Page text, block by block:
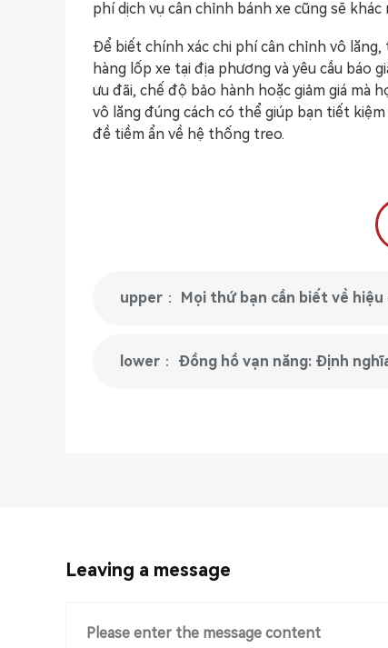
phí dịch vụ cân chỉnh bánh xe cũng sẽ khác
Để biết chính xác chi phí cân chỉnh vô
hàng lốp xe tại địa phương và yêu cầu báo
ưu đãi, chế độ bảo hành hoặc giảm giá mà
vô lăng đúng cách có thể giúp bạn tiết
đề tiềm ẩn về hệ thống treo.
upper： Mọi thứ bạn cần biết về
lower： Đồng hồ vạn năng: Định
Leaving a message